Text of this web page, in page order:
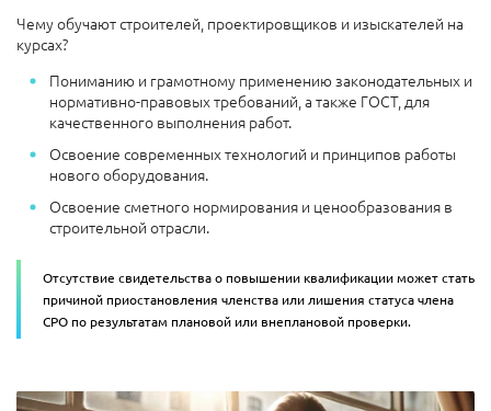
Чему обучают строителей, проектировщиков и изыскателей на
курсах?
Пониманию и грамотному применению законодательных и
нормативно-правовых требований, а также ГОСТ, для
качественного выполнения работ.
Освоение современных технологий и принципов работы
нового оборудования.
Освоение сметного нормирования и ценообразования в
строительной отрасли.
Отсутствие свидетельства о повышении квалификации может стать
причиной приостановления членства или лишения статуса члена
СРО по результатам плановой или внеплановой проверки.